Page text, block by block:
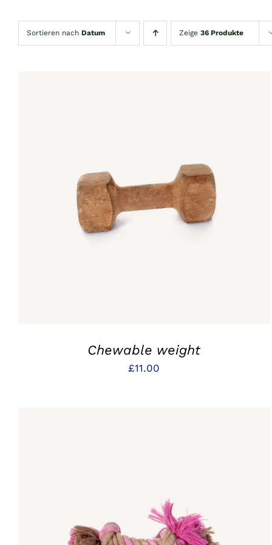
Sortieren nach Datum Zeige 36 Produkte
IN DEN WARENKORB / QUICK VIEW
Chewable weight
£11.00
IN DEN WARENKORB / QUICK VIEW